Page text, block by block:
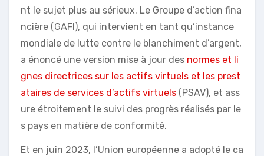
nt le sujet plus au sérieux. Le Groupe d’action fina
ncière (GAFI), qui intervient en tant qu’instance
mondiale de lutte contre le blanchiment d’argent,
a énoncé une version mise à jour des normes et li
gnes directrices sur les actifs virtuels et les prest
ataires de services d’actifs virtuels (PSAV), et ass
ure étroitement le suivi des progrès réalisés par le
s pays en matière de conformité.
Et en juin 2023, l’Union européenne a adopté le ca